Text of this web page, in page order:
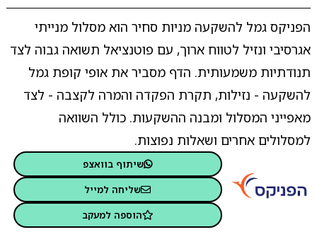
הפניקס גמל להשקעה מניות סחיר הוא מסלול מנייתי
אגרסיבי ונזיל לטווח ארוך, עם פוטנציאל תשואה גבוה לצד
תנודתיות משמעותית. הדף מסביר את אופי קופת גמל
להשקעה - נזילות, תקרת הפקדה והמרה לקצבה - לצד
מאפייני המסלול ומבנה ההשקעות. כולל השוואה
למסלולים אחרים ושאלות נפוצות.
שיתוף בוואצפ
שליחה למייל
הוספה למעקב